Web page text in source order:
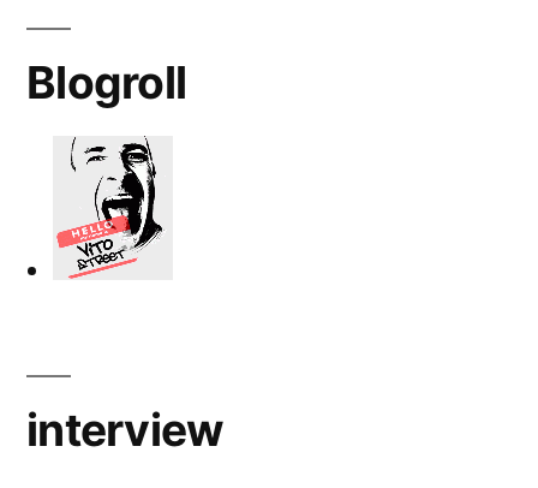
Blogroll
interview